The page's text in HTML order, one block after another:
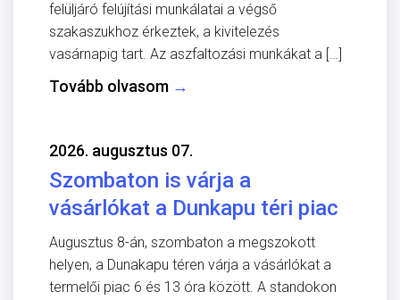
felüljáró felújítási munkálatai a végső
szakaszukhoz érkeztek, a kivitelezés
vasárnapig tart. Az aszfaltozási munkákat a […]
Tovább olvasom →
2026. augusztus 07.
Szombaton is várja a
vásárlókat a Dunkapu téri piac
Augusztus 8-án, szombaton a megszokott
helyen, a Dunakapu téren várja a vásárlókat a
termelői piac 6 és 13 óra között. A standokon